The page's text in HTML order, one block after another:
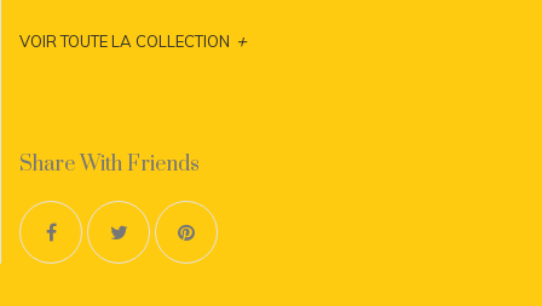
VOIR TOUTE LA COLLECTION +
Share With Friends